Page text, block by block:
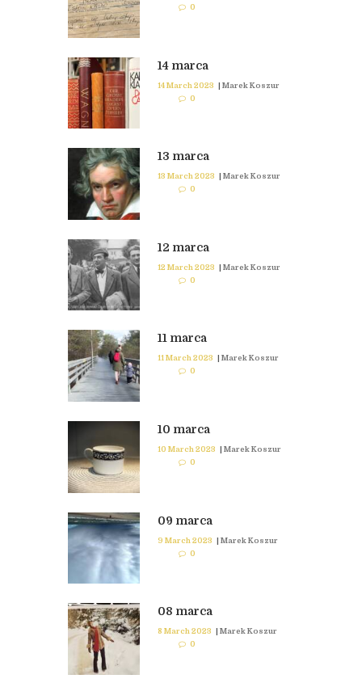
0
14 marca
14 March 2023 | Marek Koszur
0
13 marca
13 March 2023 | Marek Koszur
0
12 marca
12 March 2023 | Marek Koszur
0
11 marca
11 March 2023
Marek Koszur
0
10 marca
10 March 2023 | Marek Koszur
0
09 marca
9 March 2023 | Marek Koszur
0
08 marca
8 March 2023 | Marek Koszur
0